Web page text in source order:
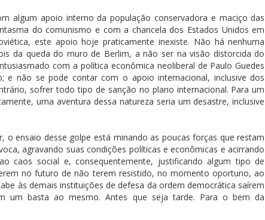
algum apoio interno da população conservadora e maciço das
do comunismo e com a chancela dos Estados Unidos em
este apoio hoje praticamente inexiste. Não há nenhuma
da queda do muro de Berlim, a não ser na visão distorcida do
com a política econômica neoliberal de Paulo Guedes
não se pode contar com o apoio internacional, inclusive dos
sofrer todo tipo de sanção no plano internacional. Para um
uma aventura dessa natureza seria um desastre, inclusive
o ensaio desse golpe está minando as poucas forças que restam
agravando suas condições políticas e econômicas e acirrando
caos social e, consequentemente, justificando algum tipo de
no futuro de não terem resistido, no momento oportuno, ao
às demais instituições de defesa da ordem democrática saírem
um basta ao mesmo. Antes que seja tarde. Para o bem da